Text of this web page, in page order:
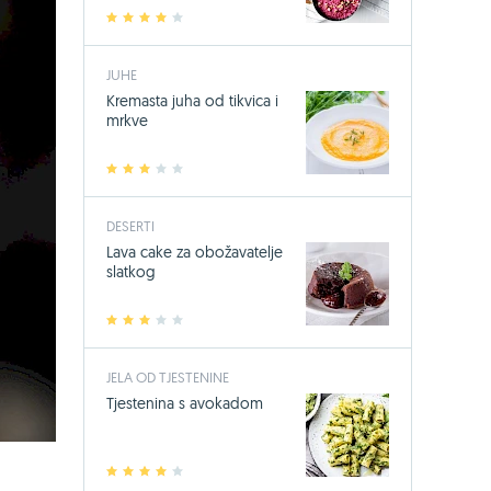
2 3 4
JUHE
2 3 4
Kremasta juha od tikvica i
mrkve
DESERTI
2 3 4
Lava cake za obožavatelje
slatkog
JELA OD TJESTENINE
2 3 4
Tjestenina s avokadom